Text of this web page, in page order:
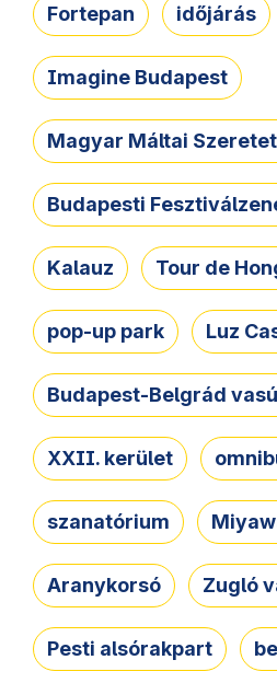
Fortepan időjárás
Imagine Budapest
Magyar Máltai
Budapesti
Kalauz Tour de
pop-up park Luz
Budapest-Belgrád
XXII. kerület
szanatórium
Aranykorsó Zugló
Pesti alsórakpart